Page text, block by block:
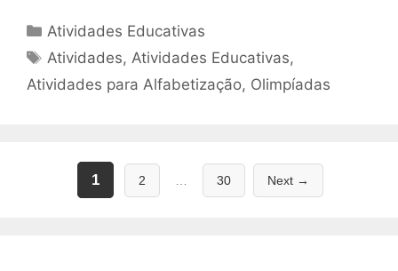
Categorias
Atividades Educativas
Tags
Atividades, Atividades Educativas,
Atividades para Alfabetização, Olimpíadas
Page
1 Page
2 Page
30 Next →